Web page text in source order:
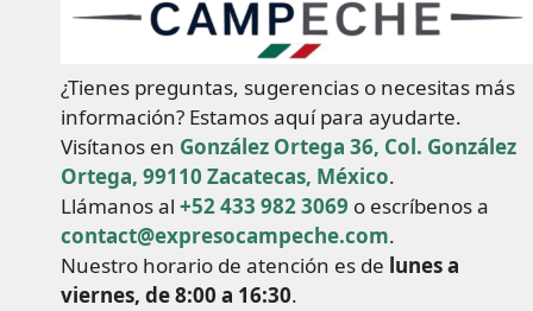
¿Tienes preguntas, sugerencias o necesitas más
información? Estamos aquí para ayudarte.
Visítanos en González Ortega 36, Col. González
Ortega, 99110 Zacatecas, México.
Llámanos al +52 433 982 3069 o escríbenos a
contact@expresocampeche.com.
Nuestro horario de atención es de lunes a
viernes, de 8:00 a 16:30.